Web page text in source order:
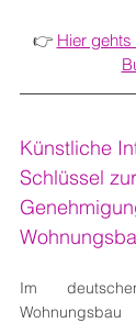
👉 Hier
Künstliche
Schlüssel
Im